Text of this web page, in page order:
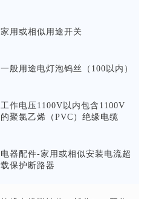
家用或相似用途开关
一般用途电灯泡钨丝（ 100以内）
工作电压 1100V以内包含1100V
的聚氯乙烯（PVC）绝缘电缆
电器配件-家用或相似安装电流超
载保护断路器